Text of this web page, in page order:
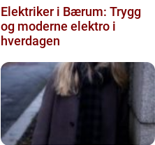
Elektriker i Bærum: Trygg
og moderne elektro i
hverdagen